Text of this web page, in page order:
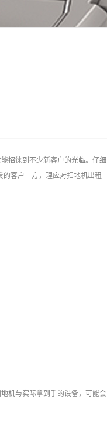
招徕到不少新客户的光临。仔细
客户一方，理应对扫地机出租
机与实际拿到手的设备，可能会